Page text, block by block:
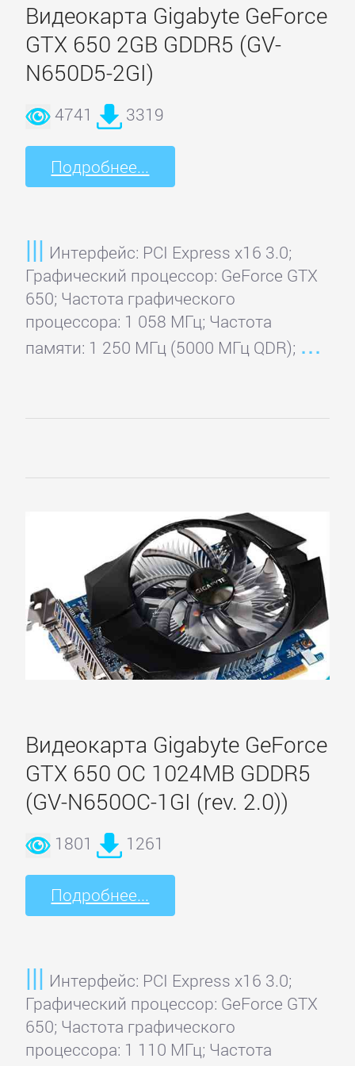
Видеокарта Gigabyte GeForce
GTX 650 2GB GDDR5 (GV-
N650D5-2GI)
4741 3319
Подробнее...
Интерфейс: PCI Express x16 3.0;
Графический процессор: GeForce GTX
650; Частота графического
процессора: 1 058 МГц; Частота
памяти: 1 250 МГц (5000 МГц QDR);
Видеокарта Gigabyte GeForce
GTX 650 OC 1024MB GDDR5
(GV-N650OC-1GI (rev. 2.0))
1801 1261
Подробнее...
Интерфейс: PCI Express x16 3.0;
Графический процессор: GeForce GTX
650; Частота графического
процессора: 1 110 МГц; Частота
MSI
Palit
PNY
Point
of
View
PowerColor
ZOTAC
ЗВУКОВЫЕ
КАРТЫ
4World
A4Tech
ASUS
Audiotrak
Warrior
Cmedia